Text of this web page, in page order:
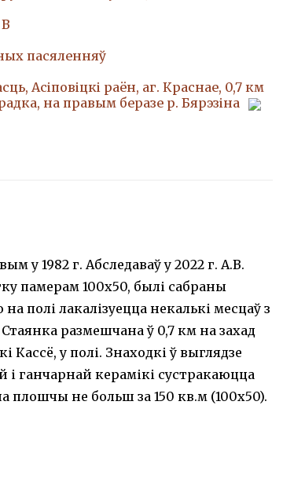
пасяленняў
Асіповіцкі раён, аг. Краснае, 0,7 км
на правым беразе р. Бярэзіна
у 1982 г. Абследаваў у 2022 г. А.В.
памерам 100х50, былі сабраны
полі лакалізуецца некалькі месцаў з
размешчана ў 0,7 км на захад
Кассё, у полі. Знаходкі ў выглядзе
ганчарнай керамікі сустракаюцца
плошчы не больш за 150 кв.м (100х50).